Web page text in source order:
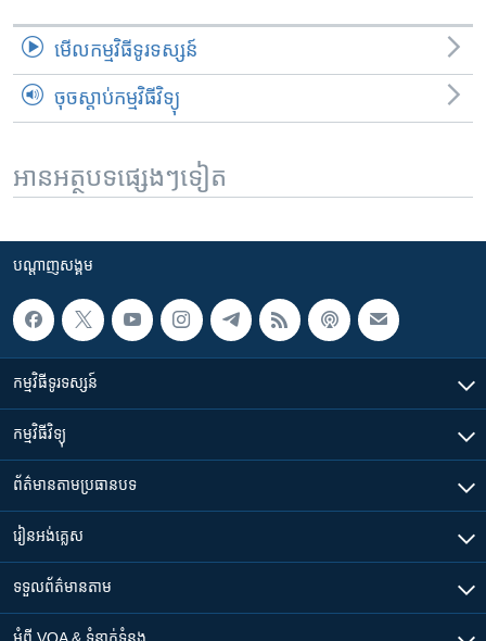
មើល​កម្មវិធី​ទូរទស្សន៍
ចុចស្តាប់កម្មវិធីវិទ្យុ
អានអត្ថបទផ្សេងៗទៀត
បណ្តាញ​សង្គម
កម្មវិធី​ទូរទស្សន៍
កម្មវិធី​វិទ្យុ
ព័ត៌មាន​តាមប្រធានបទ​
រៀន​​អង់គ្លេស
ទទួល​ព័ត៌មាន​តាម
អំពី​ VOA & ទំនាក់ទំនង